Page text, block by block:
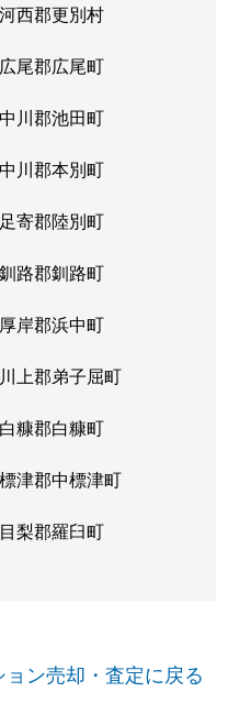
河西郡更別村
広尾郡広尾町
中川郡池田町
中川郡本別町
足寄郡陸別町
釧路郡釧路町
厚岸郡浜中町
川上郡弟子屈町
白糠郡白糠町
標津郡中標津町
目梨郡羅臼町
ン売却・査定に戻る